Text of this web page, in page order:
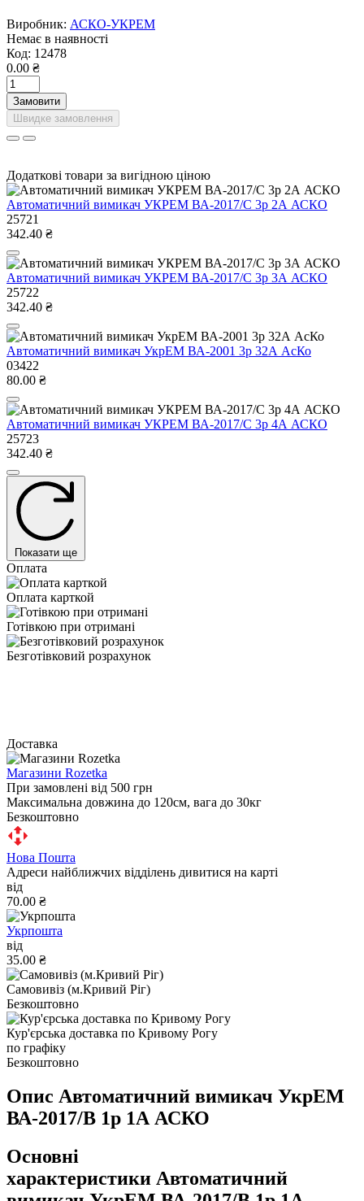
Виробник: АСКО-УКРЕМ
Немає в наявності
Код: 12478
0.00 ₴
Замовити
Швидке замовлення
Додаткові товари за вигідною ціною
Автоматичний вимикач УКРЕМ ВА-2017/С 3р 2А АСКО
25721
342.40 ₴
Автоматичний вимикач УКРЕМ ВА-2017/С 3р 3А АСКО
25722
342.40 ₴
Автоматичний вимикач УкрЕМ ВА-2001 3р 32А АсКо
03422
80.00 ₴
Автоматичний вимикач УКРЕМ ВА-2017/С 3р 4А АСКО
25723
342.40 ₴
Показати ще
Оплата
Оплата карткой
Готівкою при отримані
Безготівковий розрахунок
Доставка
Магазини Rozetka
При замовлені від 500 грн
Максимальна довжина до 120см, вага до 30кг
Безкоштовно
Нова Пошта
Адреси найближчих відділень дивитися на карті
від
70.00 ₴
Укрпошта
від
35.00 ₴
Самовивіз (м.Кривий Ріг)
Безкоштовно
Кур'єрська доставка по Кривому Рогу
по графіку
Безкоштовно
Опис Автоматичний вимикач УкрЕМ
ВА-2017/B 1р 1А АСКО
Основні
характеристики Автоматичний